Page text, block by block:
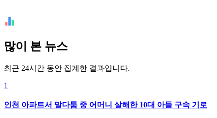
많이 본 뉴스
최근 24시간 동안 집계한 결과입니다.
1
인천 아파트서 말다툼 중 어머니 살해한 10대 아들 구속 기로